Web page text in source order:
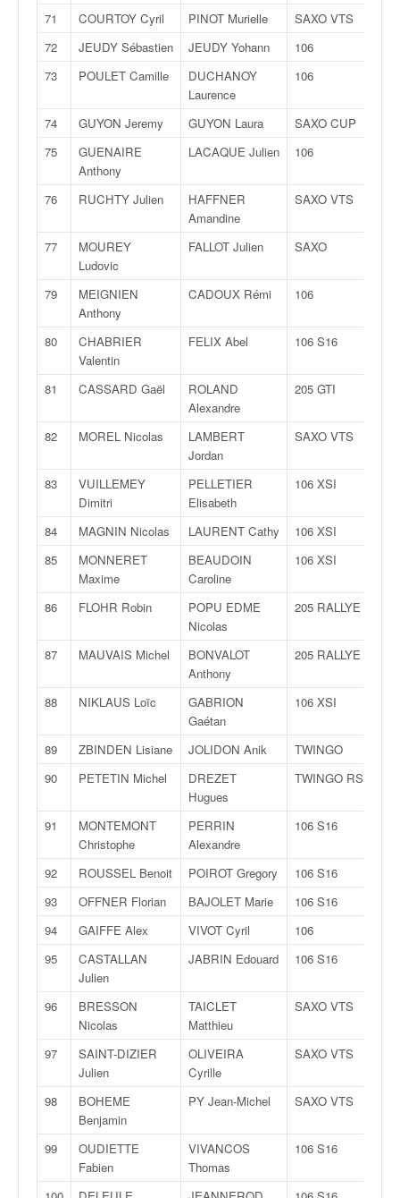
71 COURTOY Cyril PINOT Murielle SAXO VTS
72
JEUDY Sébastien JEUDY Yohann 106
73
POULET Camille
DUCHANOY
Laurence
106
74 GUYON Jeremy GUYON Laura SAXO CUP
75
GUENAIRE
Anthony
LACAQUE Julien 106
76 RUCHTY Julien
HAFFNER
Amandine
SAXO VTS
77
MOUREY
Ludovic
FALLOT Julien SAXO
79
MEIGNIEN
Anthony
CADOUX Rémi 106
80
CHABRIER
Valentin
FELIX Abel 106 S16
81 CASSARD Gaël
ROLAND
Alexandre
205 GTI
82 MOREL Nicolas
LAMBERT
Jordan
SAXO VTS
83
VUILLEMEY
Dimitri
PELLETIER
Elisabeth
106 XSI
84 MAGNIN Nicolas LAURENT Cathy 106 XSI
85
MONNERET
Maxime
BEAUDOIN
Caroline
106 XSI
86 FLOHR Robin
POPU EDME
Nicolas
205 RALLYE
87 MAUVAIS Michel
BONVALOT
Anthony
205 RALLYE
88 NIKLAUS Loïc
GABRION
Gaétan
106 XSI
89 ZBINDEN Lisiane JOLIDON Anik TWINGO
90
PETETIN Michel
DREZET
Hugues
TWINGO RS
91
MONTEMONT
Christophe
PERRIN
Alexandre
106 S16
92 ROUSSEL Benoit POIROT Gregory 106 S16
93
OFFNER Florian BAJOLET Marie 106 S16
94
GAIFFE Alex VIVOT Cyril 106
95
CASTALLAN
Julien
JABRIN Edouard 106 S16
96
BRESSON
Nicolas
TAICLET
Matthieu
SAXO VTS
97
SAINT-DIZIER
Julien
OLIVEIRA
Cyrille
SAXO VTS
98
BOHEME
Benjamin
PY Jean-Michel SAXO VTS
99
OUDIETTE
Fabien
VIVANCOS
Thomas
106 S16